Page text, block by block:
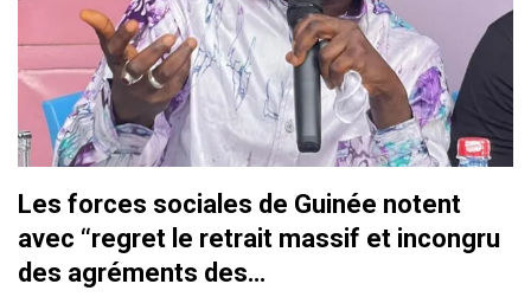
Les forces sociales de Guinée notent
avec ‘‘regret le retrait massif et incongru
des agréments des…